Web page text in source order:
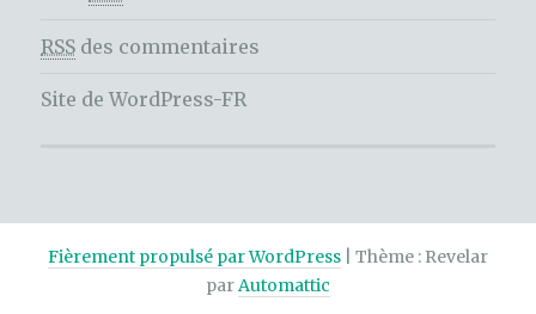
RSS des commentaires
Site de WordPress-FR
Fièrement propulsé par WordPress
Thème : Revelar
parAutomattic